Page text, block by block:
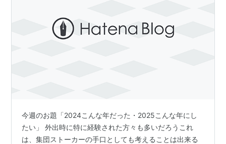
今週のお題「2024こんな年だった・2025こんな年にし
たい」 外出時に特に経験された方々も多いだろうこれ
は、集団ストーカーの手口としても考えることは出来る